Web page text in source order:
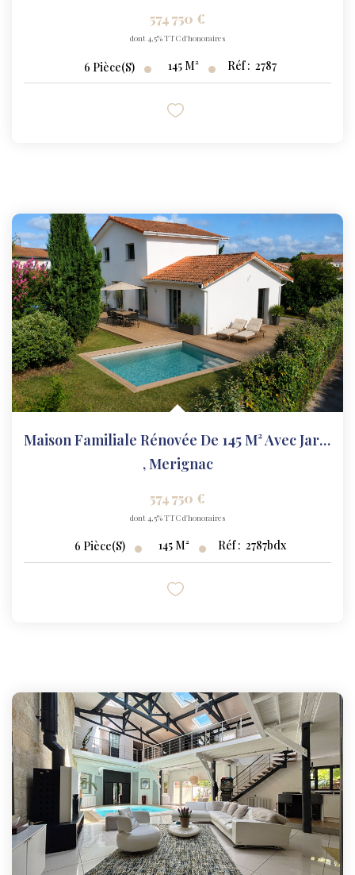
574 750 €
dont 4,5% TTC d'honoraires
6 Pièce(s) 145 M² Réf : 2787
Maison Familiale Rénovée De 145 M² Avec Jardin ? Mérignac
,Merignac
574 750 €
dont 4,5% TTC d'honoraires
6 Pièce(s) 145 M² Réf : 2787bdx